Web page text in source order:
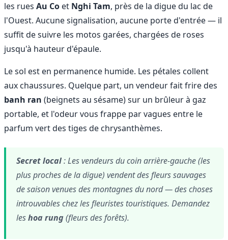
les rues Au Co et Nghi Tam, près de la digue du lac de
l'Ouest. Aucune signalisation, aucune porte d'entrée — il
suffit de suivre les motos garées, chargées de roses
jusqu'à hauteur d'épaule.
Le sol est en permanence humide. Les pétales collent
aux chaussures. Quelque part, un vendeur fait frire des
banh ran (beignets au sésame) sur un brûleur à gaz
portable, et l'odeur vous frappe par vagues entre le
parfum vert des tiges de chrysanthèmes.
Secret local: Les vendeurs du coin arrière-gauche (les
plus proches de la digue) vendent des fleurs sauvages
de saison venues des montagnes du nord — des choses
introuvables chez les fleuristes touristiques. Demandez
leshoa rung (fleurs des forêts).